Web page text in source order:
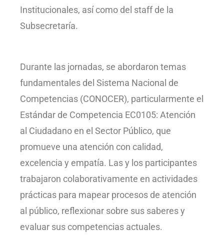
Institucionales, así como del staff de la
Subsecretaría.
Durante las jornadas, se abordaron temas
fundamentales del Sistema Nacional de
Competencias (CONOCER), particularmente el
Estándar de Competencia EC0105: Atención
al Ciudadano en el Sector Público, que
promueve una atención con calidad,
excelencia y empatía. Las y los participantes
trabajaron colaborativamente en actividades
prácticas para mapear procesos de atención
al público, reflexionar sobre sus saberes y
evaluar sus competencias actuales.